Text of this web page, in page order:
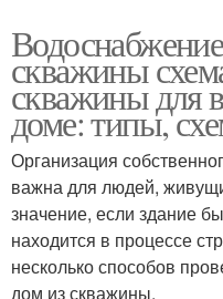
скважины
скважины для
доме: типы,
Организация
важна для людей,
значение, если здание
находится в процессе
несколько способов
дом из скважины.